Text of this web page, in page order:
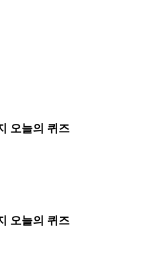
오늘의 퀴즈
오늘의 퀴즈